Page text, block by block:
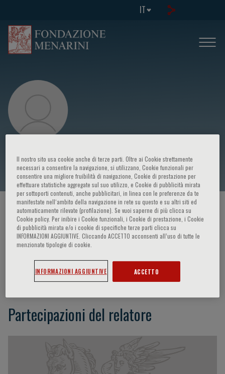
IT
Massimiliano Gnecchi
HOME PAGE / CORSI ED EVENTI / RELATORE
Massimiliano Gnecchi
Partecipazioni del relatore
Il nostro sito usa cookie anche di terze parti. Oltre ai Cookie strettamente
necessari a consentire la navigazione, si utilizzano, Cookie funzionali per
consentire una migliore fruibilità di navigazione, Cookie di prestazione per
effettuare statistiche aggregate sul suo utilizzo, e Cookie di pubblicità mirata
per sottoporti contenuti, anche pubblicitari, in linea con le preferenze da te
manifestate nell‘ambito della navigazione in rete su questo e su altri siti ed
automaticamente rilevate (profilazione). Se vuoi saperne di più clicca su
Cookie policy. Per inibire i Cookie funzionali, i Cookie di prestazione, i Cookie
di pubblicità mirata e/o i cookie di specifiche terze parti clicca su
INFORMAZIONI AGGIUNTIVE. Cliccando ACCETTO acconsenti all’uso di tutte le
menzionate tipologie di cookie.
INFORMAZIONI AGGIUNTIVE ACCETTO